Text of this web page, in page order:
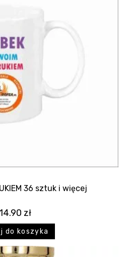
36 sztuk i więcej
14.90 zł
do koszyka